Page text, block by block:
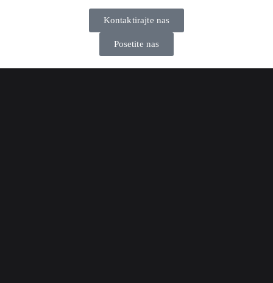
Kontaktirajte nas
Posetite nas